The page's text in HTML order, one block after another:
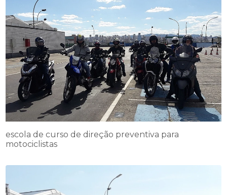
escola de curso de direção preventiva para
motociclistas